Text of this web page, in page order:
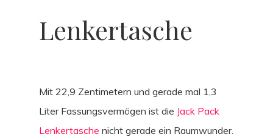
Lenkertasche
Mit 22,9 Zentimetern und gerade mal 1,3
Liter Fassungsvermögen ist die Jack Pack
Lenkertasche nicht gerade ein Raumwunder.